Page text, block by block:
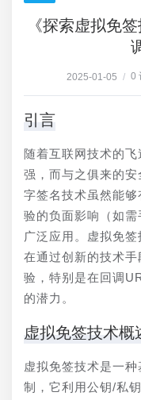
《探索虚拟免
2025-01-05 / 0
引言
随着互联网技术的
强，而与之俱来的
字签名技术虽然能
验的负面影响（如
广泛应用。虚拟免
在通过创新的技术
验，特别是在回调
的潜力。
虚拟免签技术概
虚拟免签技术是一
制，它利用公钥/私